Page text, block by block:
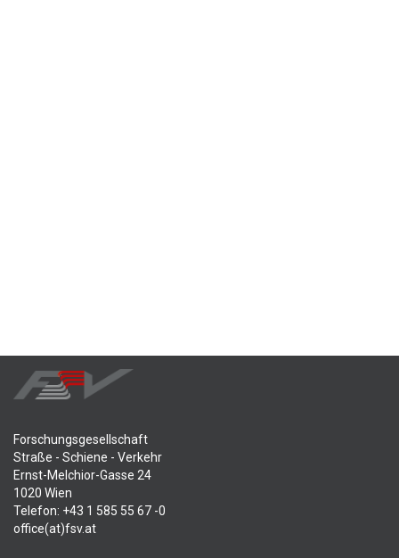
Forschungsgesellschaft
Straße - Schiene - Verkehr
Ernst-Melchior-Gasse 24
1020 Wien
Telefon: +43 1 585 55 67 -0
office(at)fsv.at